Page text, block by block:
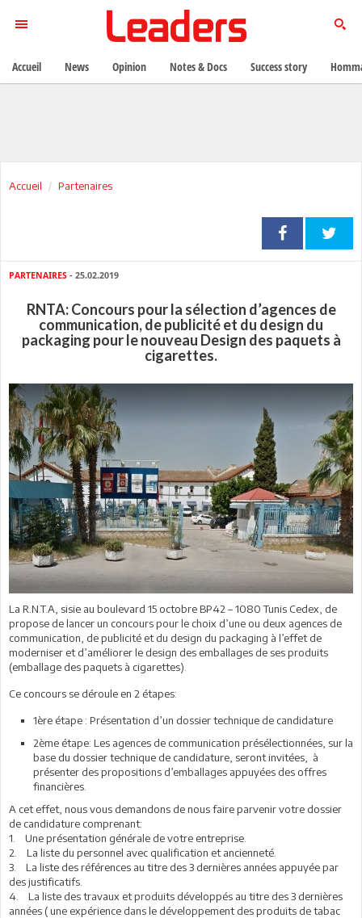
Accueil Partenaires
PARTENAIRES - 25.02.2019
RNTA: Concours pour la sélection d’agences de
communication, de publicité et du design du
packaging pour le nouveau Design des paquets à
cigarettes.
La R.N.T.A, sisie au boulevard 15 octobre BP42 – 1080 Tunis Cedex, de
propose de lancer un concours pour le choix d’une ou deux agences de
communication, de publicité et du design du packaging à l’effet de
moderniser et d’améliorer le design des emballages de ses produits
(emballage des paquets à cigarettes).
Ce concours se déroule en 2 étapes:
1ère étape : Présentation d’un dossier technique de candidature
2ème étape: Les agences de communication présélectionnées, sur la
base du dossier technique de candidature, seront invitées, à
présenter des propositions d’emballages appuyées des offres
financières.
A cet effet, nous vous demandons de nous faire parvenir votre dossier
de candidature comprenant:
1. Une présentation générale de votre entreprise.
2. La liste du personnel avec qualification et ancienneté.
3. La liste des références au titre des 3 dernières années appuyée par
des justificatifs.
4. La liste des travaux et produits développés au titre des 3 dernières
années ( une expérience dans le développement des produits de tabac
Accueil News Opinion Notes & Docs Success story